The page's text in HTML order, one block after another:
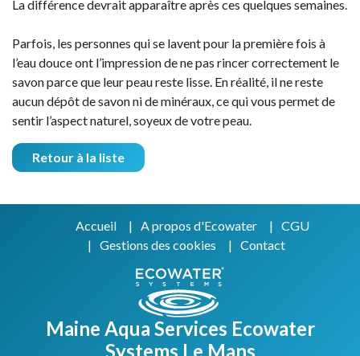
La différence devrait apparaître après ces quelques semaines.
Parfois, les personnes qui se lavent pour la première fois à
l’eau douce ont l’impression de ne pas rincer correctement le
savon parce que leur peau reste lisse. En réalité, il ne reste
aucun dépôt de savon ni de minéraux, ce qui vous permet de
sentir l’aspect naturel, soyeux de votre peau.
Retour à la liste
Accueil A propos d'Ecowater
CGU
Gestions des cookies
Contact
Maine Aqua Services Ecowater
Systems Le Mans